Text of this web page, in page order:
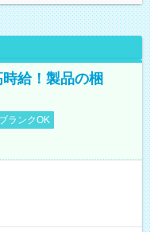
給！製品の梱
ブランクOK